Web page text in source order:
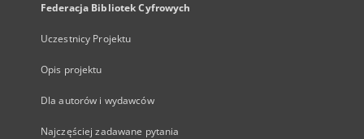
Federacja Bibliotek Cyfrowych
Uczestnicy Projektu
Opis projektu
Dla autorów i wydawców
Najczęściej zadawane pytania